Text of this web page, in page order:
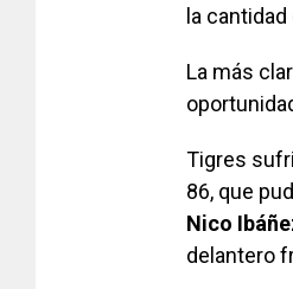
la cantidad
La más
Tigres
86, que
Nico
delantero